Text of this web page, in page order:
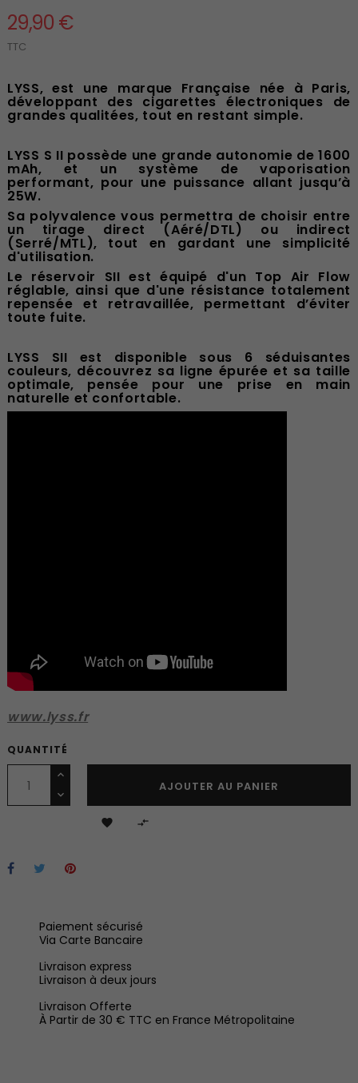
29,90 €
TTC
LYSS, est une marque Française née à Paris,
développant des cigarettes électroniques de
grandes qualitées, tout en restant simple.
LYSS S II possède une grande autonomie de 1600
mAh, et un système de vaporisation
performant, pour une puissance allant jusqu’à
25W.
Sa polyvalence vous permettra de choisir entre
un tirage direct (Aéré/DTL) ou indirect
(Serré/MTL), tout en gardant une simplicité
d'utilisation.
Le réservoir SII est équipé d'un Top Air Flow
réglable, ainsi que d'une résistance totalement
repensée et retravaillée, permettant d’éviter
toute fuite.
LYSS SII est disponible sous 6 séduisantes
couleurs, découvrez sa ligne épurée et sa taille
optimale, pensée pour une prise en main
naturelle et confortable.
www.lyss.fr
QUANTITÉ
AJOUTER AU PANIER
 
Paiement sécurisé
Via Carte Bancaire
Livraison express
Livraison à deux jours
Livraison Offerte
À Partir de 30 € TTC en France Métropolitaine